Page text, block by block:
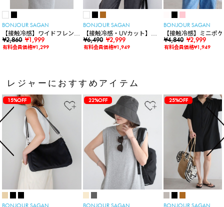
BONJOUR SAGAN
【接触冷感】ワイドフレンチ
スリーブTシャツ
¥2,860 ¥1,999
有料会員価格¥1,299
BONJOUR SAGAN
【接触冷感・UVカット】シ
ャーリングスキッパートップ
ス
¥6,490 ¥2,999
有料会員価格¥1,949
BONJOUR SAGAN
【接触冷感】ミニポ
袖ニットカーディガン
¥4,840 ¥2,999
有料会員価格¥1,949
レジャーにおすすめアイテム
15%OFF
BONJOUR SAGAN
22%OFF
BONJOUR SAGAN
25%OFF
BONJOUR SAGAN